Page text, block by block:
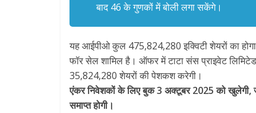
बाद 46 के गुणकों में बोली लगा सकेंगे।
यह आईपीओ कुल 475,824,280 इक्विटी शेयरों का
फॉर सेल शामिल है। ऑफर में टाटा संस प्राइवेट
35,824,280 शेयरों की पेशकश करेगी।
एंकर निवेशकों के लिए बुक 3 अक्टूबर 2025 को खुलेगी,
समाप्त होगी।